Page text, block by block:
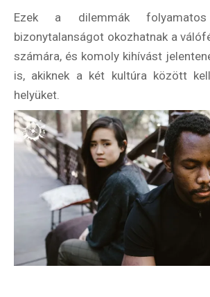
Ezek a dilemmák
bizonytalanságot okozhatnak a
számára, és komoly kihívást
is, akiknek a két kultúra között
helyüket.